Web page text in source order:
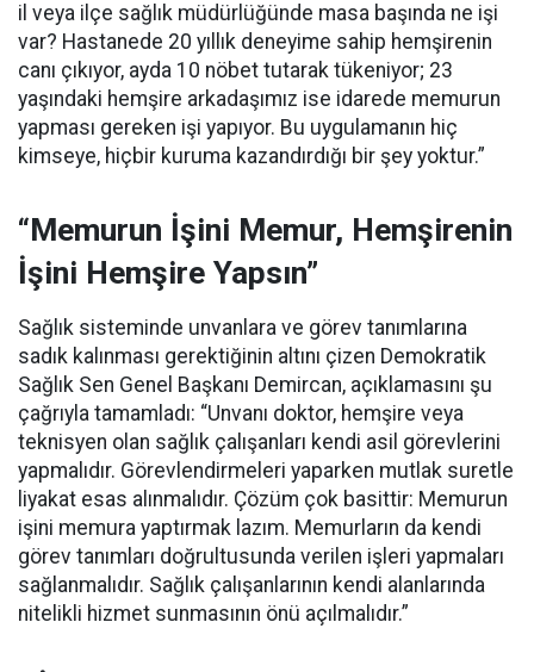
il veya ilçe sağlık müdürlüğünde masa başında ne işi
var? Hastanede 20 yıllık deneyime sahip hemşirenin
canı çıkıyor, ayda 10 nöbet tutarak tükeniyor; 23
yaşındaki hemşire arkadaşımız ise idarede memurun
yapması gereken işi yapıyor. Bu uygulamanın hiç
kimseye, hiçbir kuruma kazandırdığı bir şey yoktur.”
“Memurun İşini Memur, Hemşirenin
İşini Hemşire Yapsın”
Sağlık sisteminde unvanlara ve görev tanımlarına
sadık kalınması gerektiğinin altını çizen Demokratik
Sağlık Sen Genel Başkanı Demircan, açıklamasını şu
çağrıyla tamamladı: “Unvanı doktor, hemşire veya
teknisyen olan sağlık çalışanları kendi asil görevlerini
yapmalıdır. Görevlendirmeleri yaparken mutlak suretle
liyakat esas alınmalıdır. Çözüm çok basittir: Memurun
işini memura yaptırmak lazım. Memurların da kendi
görev tanımları doğrultusunda verilen işleri yapmaları
sağlanmalıdır. Sağlık çalışanlarının kendi alanlarında
nitelikli hizmet sunmasının önü açılmalıdır.”